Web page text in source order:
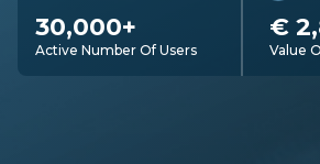
30,000+
Active Number Of Users
€
Value